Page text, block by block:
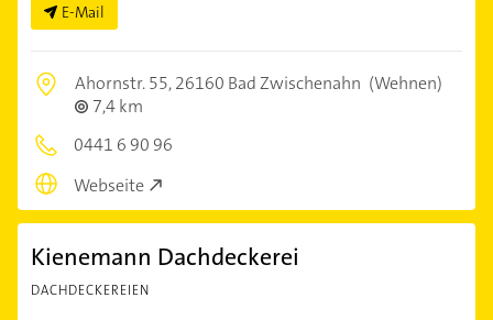
E-Mail
Ahornstr. 55,26160 Bad Zwischenahn (Wehnen)
7,4 km
0441 6 90 96
Webseite
Kienemann Dachdeckerei
DACHDECKEREIEN